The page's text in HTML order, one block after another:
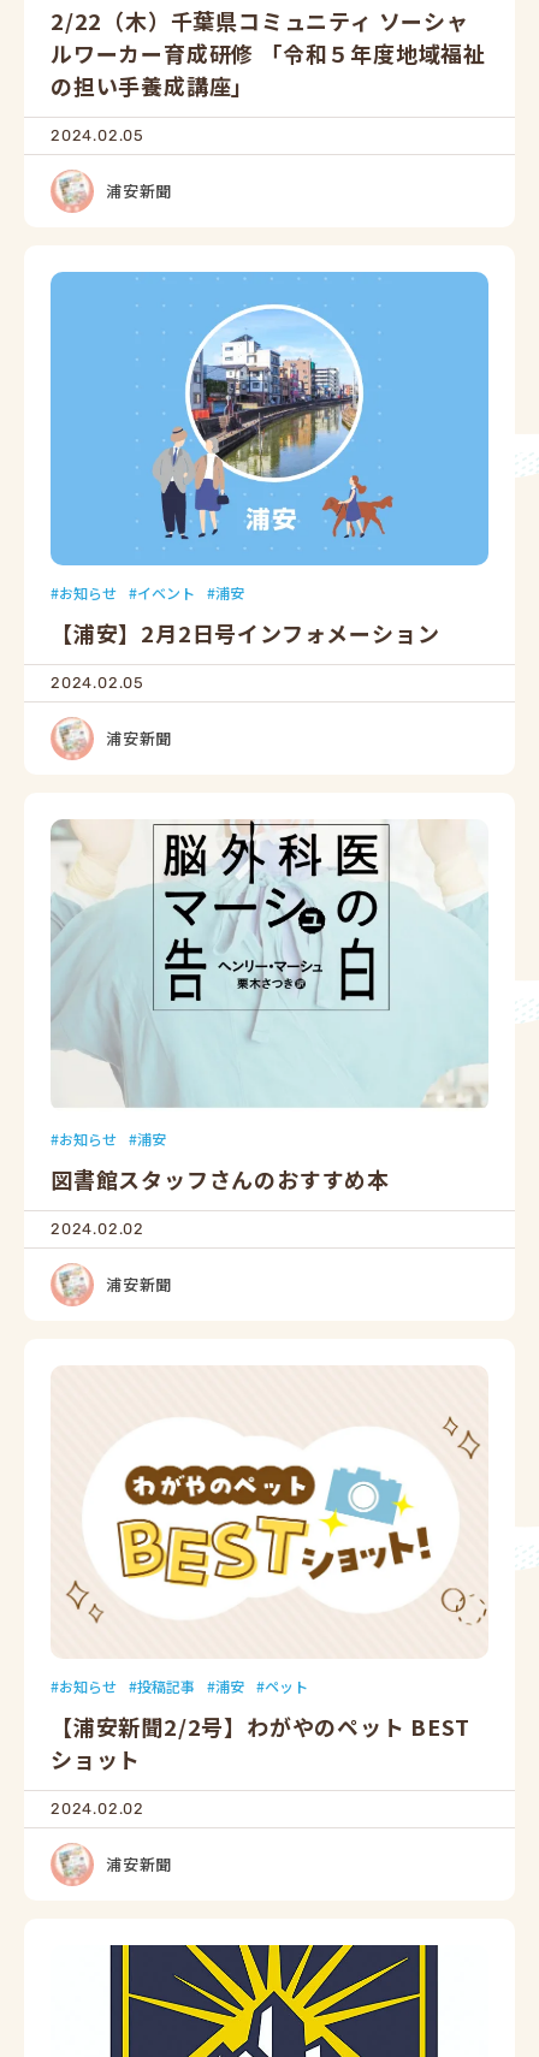
2/22（木）千葉県コミュニティ ソーシャ
ルワーカー育成研修 「令和５年度地域福祉
の担い手養成講座」
2024.02.05
浦安新聞
お知らせ イベント 浦安
【浦安】2月2日号インフォメーション
2024.02.05
浦安新聞
お知らせ 浦安
図書館スタッフさんのおすすめ本
2024.02.02
浦安新聞
お知らせ 投稿記事 浦安 ペット
【浦安新聞2/2号】わがやのペット BEST
ショット
2024.02.02
浦安新聞